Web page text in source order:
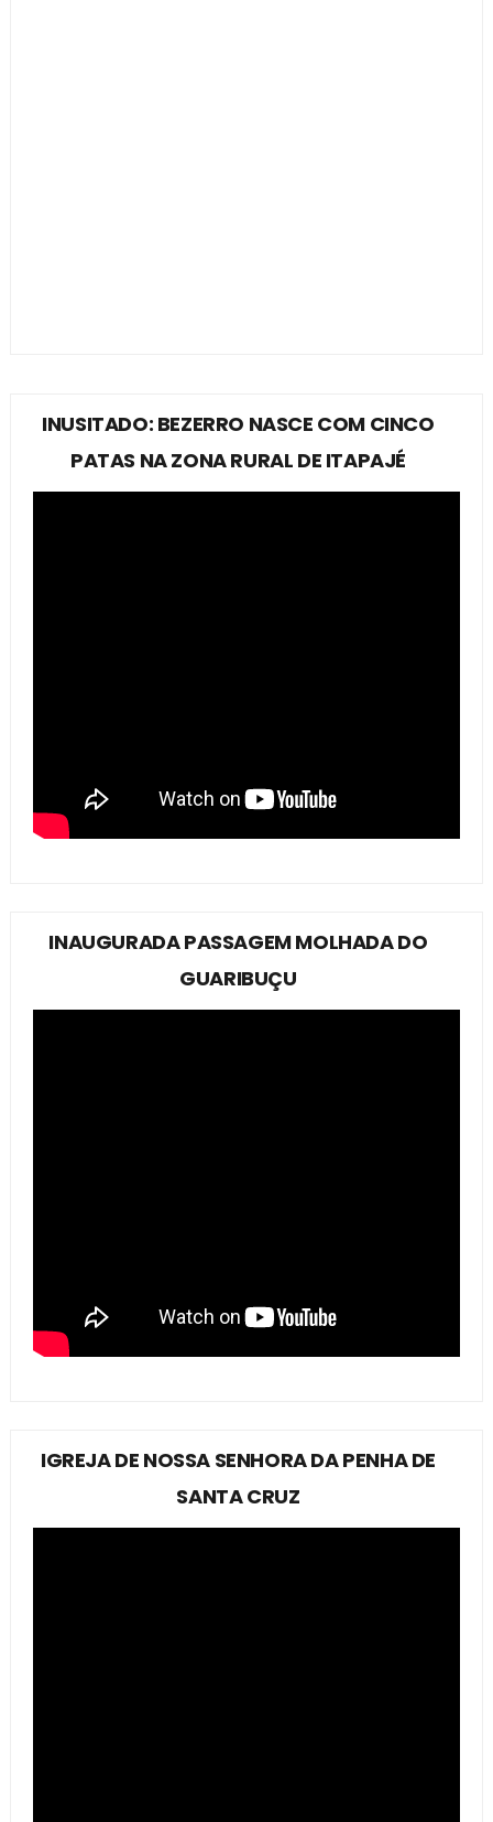
INUSITADO: BEZERRO NASCE COM CINCO
PATAS NA ZONA RURAL DE ITAPAJÉ
INAUGURADA PASSAGEM MOLHADA DO
GUARIBUÇU
IGREJA DE NOSSA SENHORA DA PENHA DE
SANTA CRUZ